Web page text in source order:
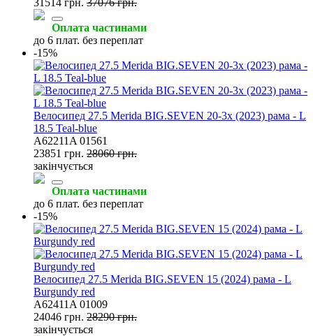
Оплата частинами
до 6 плат. без переплат
-15%
Велосипед 27.5 Merida BIG.SEVEN 20-3x (2023) рама - L
18.5 Teal-blue
A62211A 01561
23851 грн. 28060 грн.
закінчується
Оплата частинами
до 6 плат. без переплат
-15%
Велосипед 27.5 Merida BIG.SEVEN 15 (2024) рама - L
Burgundy red
A62411A 01009
24046 грн. 28290 грн.
закінчується